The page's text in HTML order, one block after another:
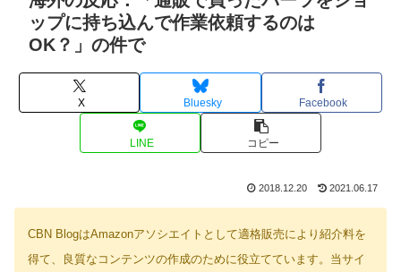
ップに持ち込んで作業依頼するのは
OK？」の件で
X Bluesky Facebook
LINE コピー
2018.12.20 2021.06.17
CBN BlogはAmazonアソシエイトとして適格販売により紹介料を
得て、良質なコンテンツの作成のために役立てています。当サイ